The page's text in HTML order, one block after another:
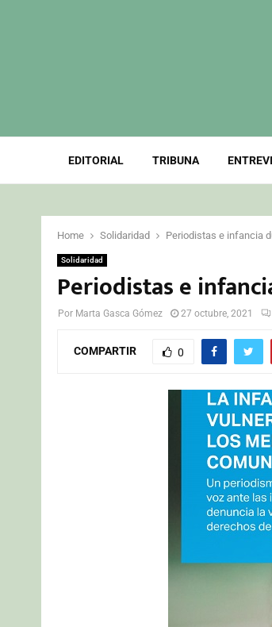
EDITORIAL TRIBUNA
Home Solidaridad Periodistas e infancia
Solidaridad
Periodistas e
Por Marta Gasca Gómez 27 octubre, 2021
COMPARTIR 0